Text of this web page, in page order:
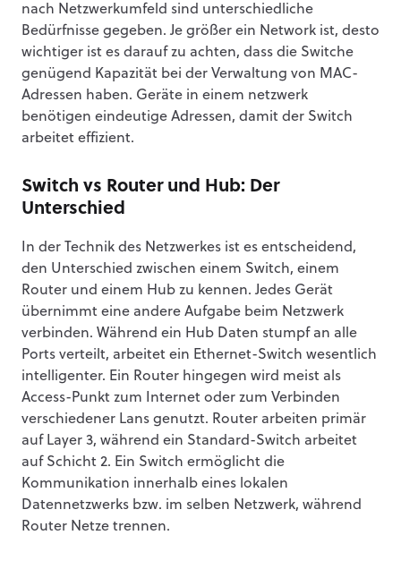
nach Netzwerkumfeld sind unterschiedliche
Bedürfnisse gegeben. Je größer ein Network ist, desto
wichtiger ist es darauf zu achten, dass die Switche
genügend Kapazität bei der Verwaltung von MAC-
Adressen haben. Geräte in einem netzwerk
benötigen eindeutige Adressen, damit der Switch
arbeitet effizient.
Switch vs Router und Hub: Der
Unterschied
In der Technik des Netzwerkes ist es entscheidend,
den Unterschied zwischen einem Switch, einem
Router und einem Hub zu kennen. Jedes Gerät
übernimmt eine andere Aufgabe beim Netzwerk
verbinden. Während ein Hub Daten stumpf an alle
Ports verteilt, arbeitet ein Ethernet-Switch wesentlich
intelligenter. Ein Router hingegen wird meist als
Access-Punkt zum Internet oder zum Verbinden
verschiedener Lans genutzt. Router arbeiten primär
auf Layer 3, während ein Standard-Switch arbeitet
auf Schicht 2. Ein Switch ermöglicht die
Kommunikation innerhalb eines lokalen
Datennetzwerks bzw. im selben Netzwerk, während
Router Netze trennen.